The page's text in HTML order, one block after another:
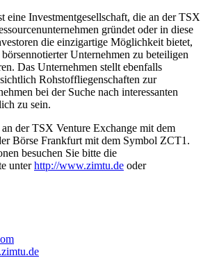
eine Investmentgesellschaft, die an der TSX
gründet oder in diese
die einzigartige Möglichkeit bietet,
Unternehmen zu beteiligen
Das Unternehmen stellt ebenfalls
Rohstoffliegenschaften zur
bei der Suche nach interessanten
zu sein.
der TSX Venture Exchange mit dem
Börse Frankfurt mit dem Symbol ZCT1.
besuchen Sie bitte die
unterhttp://www.zimtu.de oder